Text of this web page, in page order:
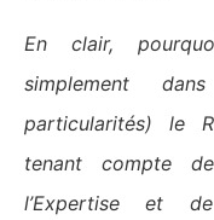
En clair,
simplement
particularités) le
tenant compte
l’Expertise et de